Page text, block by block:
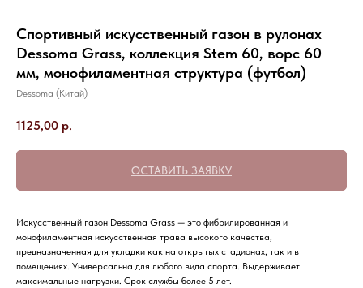
Спортивный искусственный газон в рулонах
Dessoma Grass, коллекция Stem 60, ворс 60
мм, монофиламентная структура (футбол)
Dessoma (Китай)
1125,00 р.
ОСТАВИТЬ ЗАЯВКУ
Искусственный газон Dessoma Grass — это фибрилированная и
монофиламентная искусственная трава высокого качества,
предназначенная для укладки как на открытых стадионах, так и в
помещениях. Универсальна для любого вида спорта. Выдерживает
максимальные нагрузки. Срок службы более 5 лет.